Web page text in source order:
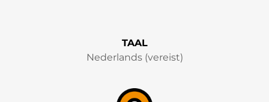
TAAL
Nederlands (vereist)